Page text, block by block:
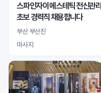
스파인자이 에스테틱 전신관리
초보 경력직 채용합니다
부산 부산진
마사지